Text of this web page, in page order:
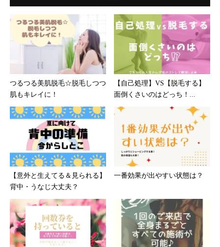
つるつる美肌脱毛☆脱毛しつつ
肌もキレイに！
【自己処理】VS【脱毛する】
面倒くさいのはどっち！...
【意外と生えてる＆見られる】
背中・うなじ大丈夫？
一番効果が出やすい状態は？